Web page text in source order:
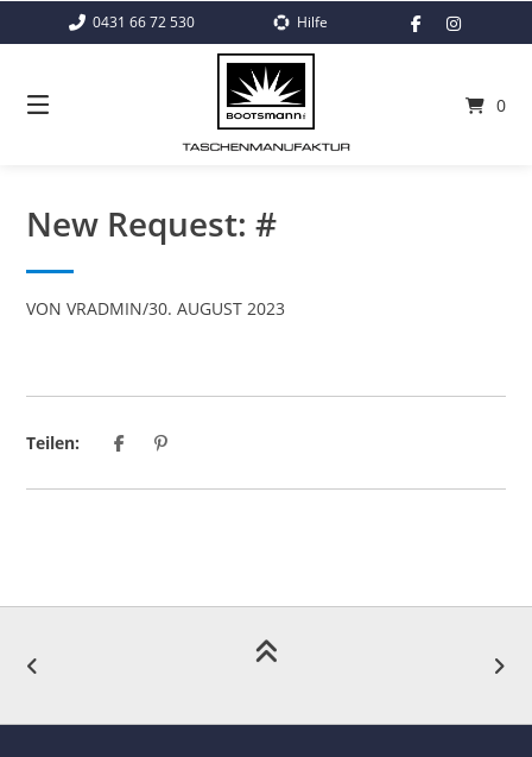
0431 66 72 530 Hilfe
0
New Request: #
VONVRADMIN/30. AUGUST 2023
Teilen: